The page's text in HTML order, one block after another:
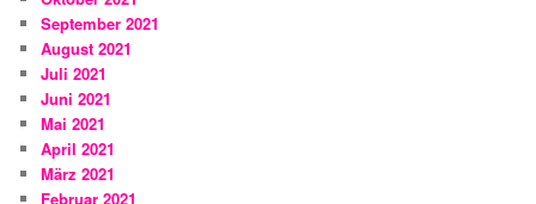
September 2021
August 2021
Juli 2021
Juni 2021
Mai 2021
April 2021
März 2021
Februar 2021